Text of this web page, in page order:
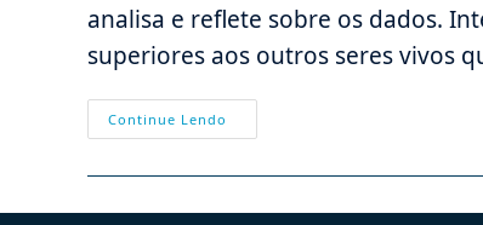
analisa e reflete sobre os dados.
superiores aos outros seres vivos
Continue Lendo
De
Interessar